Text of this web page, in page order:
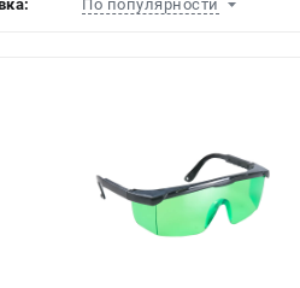
По популярности